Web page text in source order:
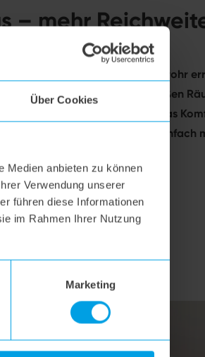
Über Cookies
Medien anbieten zu können
Verwendung unserer
führen diese Informationen
im Rahmen Ihrer Nutzung
Marketing
– mehr
langem Kabel und Teleskoprohr
von 11 Metern. Selbst in großen
umstecken. Zusätzlich trägt das
bei, dass Du den Staubsauger einfach